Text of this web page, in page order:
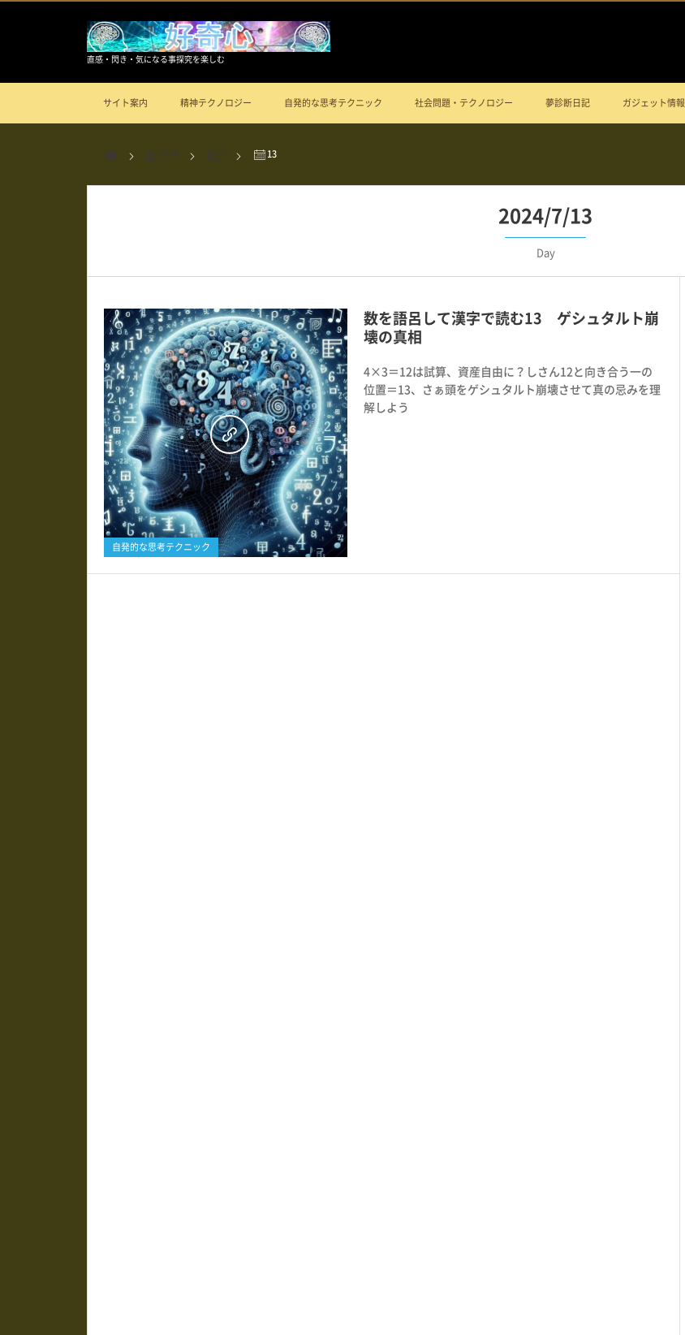
直感・閃き・気になる事探究を楽しむ
サイト案内 精神テクノロジー 自発的な思考テクニック 社会問題・テクノロジー 夢診断日記 ガジェット情報
2024 7 13
2024/7/13
Day
自発的な思考テクニック
0
数を語呂して漢字で読む13 ゲシュタルト崩
壊の真相
4×3＝12は試算、資産自由に？しさん12と向き合う一の
位置＝13、さぁ頭をゲシュタルト崩壊させて真の忌みを理
解しよう